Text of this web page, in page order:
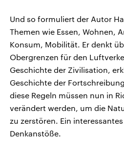
Und so formuliert der Autor
Themen wie Essen, Wohnen,
Konsum, Mobilität. Er denkt
Obergrenzen für den
Geschichte der Zivilisation,
Geschichte der
diese Regeln müssen nun in
verändert werden, um die
zu zerstören. Ein
Denkanstöße.